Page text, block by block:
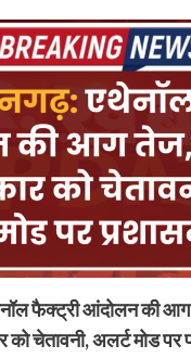
फैक्ट्री आंदोलन की आग
को चेतावनी, अलर्ट मोड पर